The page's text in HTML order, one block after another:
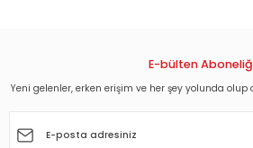
Görüş ve önerileriniz için teşekkür ederiz.
Ürün açıklamasında eksik bilgiler
E-bülten
Yeni gelenler, erken erişim ve her şey yolunda